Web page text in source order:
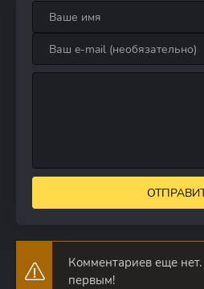
Комментариев еще
первым!